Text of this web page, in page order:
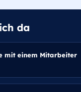
da
mit einem Mitarbeiter